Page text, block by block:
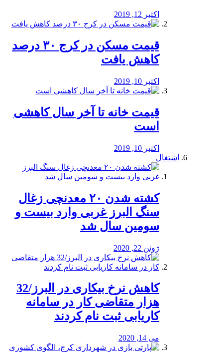
اکتبر 12, 2019
️قیمت مسکن در کرج ۳۰ درصد
کاهش یافت
اکتبر 10, 2019
قیمت خانه تا آخر سال کاهشی
است
اکتبر 10, 2019
اشتغال
کشته شدن ۲۰ معدنچی زغال
سنگ البرز غربی وارد بیست و
سومین سال شد
ژوئن 22, 2020
کاهش نرخ بیکاری در البرز/32
هزار متقاضی کار در سامانه
کاریابی ثبت نام کردند
می 14, 2020